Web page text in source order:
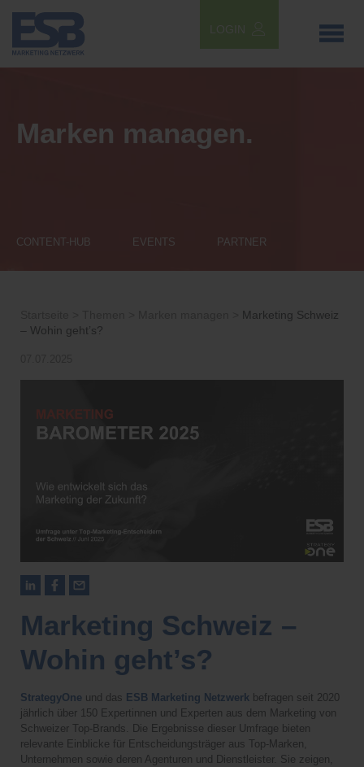
LOGIN
Marken managen.
CONTENT-HUB EVENTS PARTNER
Marketing Schweiz
– Wohin geht’s?
Marketing Schweiz –
Wohin geht’s?
StrategyOne und das ESB Marketing Netzwerk befragen seit 2020
jährlich über 150 Expertinnen und Experten aus dem Marketing von
Schweizer Top-Brands. Die Ergebnisse dieser Umfrage bieten
relevante Einblicke für Entscheidungsträger aus Top-Marken,
Unternehmen sowie deren Agenturen und Dienstleister. Sie zeigen,